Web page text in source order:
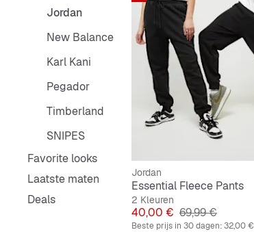
Jordan
New Balance
Karl Kani
Pegador
Timberland
SNIPES
Favorite looks
Laatste maten
Deals
Jordan
Essential Fleece Pants
2 Kleuren
Prijs
40,00 € Originele Prijs
69,99 €
Beste prijs in 30 dagen:32,00 €